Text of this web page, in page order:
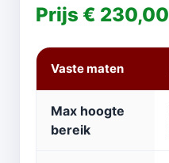
Prijs € 230,00
Vaste maten
Max hoogte
bereik